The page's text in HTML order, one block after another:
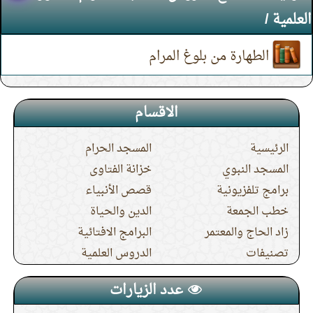
العلمية/
الطهارة من بلوغ المرام
الاقسام
الرئيسية
المسجد الحرام
المسجد النبوي
خزانة الفتاوى
برامج تلفزيونية
قصص الأنبياء
خطب الجمعة
الدين والحياة
زاد الحاج والمعتمر
البرامج الافتائية
تصنيفات
الدروس العلمية
عدد الزيارات